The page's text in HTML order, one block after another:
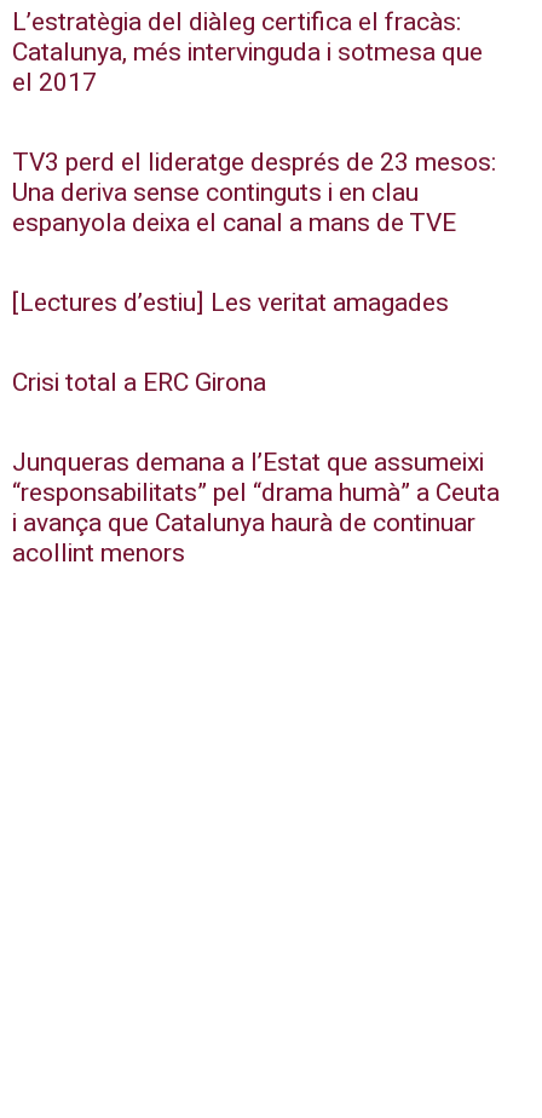
L’estratègia del diàleg certifica el fracàs:
Catalunya, més intervinguda i sotmesa que
el 2017
TV3 perd el lideratge després de 23 mesos:
Una deriva sense continguts i en clau
espanyola deixa el canal a mans de TVE
[Lectures d’estiu] Les veritat amagades
Crisi total a ERC Girona
Junqueras demana a l’Estat que assumeixi
“responsabilitats” pel “drama humà” a Ceuta
i avança que Catalunya haurà de continuar
acollint menors